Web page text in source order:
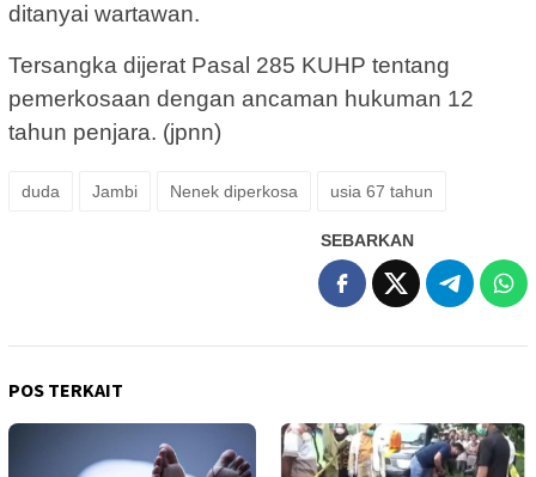
ditanyai wartawan.
Tersangka dijerat Pasal 285 KUHP tentang
pemerkosaan dengan ancaman hukuman 12
tahun penjara. (jpnn)
duda Jambi Nenek diperkosa usia 67 tahun
SEBARKAN
POS TERKAIT